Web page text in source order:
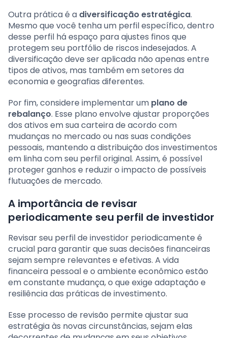
Outra prática é a diversificação estratégica.
Mesmo que você tenha um perfil específico, dentro
desse perfil há espaço para ajustes finos que
protegem seu portfólio de riscos indesejados. A
diversificação deve ser aplicada não apenas entre
tipos de ativos, mas também em setores da
economia e geografias diferentes.
Por fim, considere implementar um plano de
rebalanço. Esse plano envolve ajustar proporções
dos ativos em sua carteira de acordo com
mudanças no mercado ou nas suas condições
pessoais, mantendo a distribuição dos investimentos
em linha com seu perfil original. Assim, é possível
proteger ganhos e reduzir o impacto de possíveis
flutuações de mercado.
A importância de revisar
periodicamente seu perfil de investidor
Revisar seu perfil de investidor periodicamente é
crucial para garantir que suas decisões financeiras
sejam sempre relevantes e efetivas. A vida
financeira pessoal e o ambiente econômico estão
em constante mudança, o que exige adaptação e
resiliência das práticas de investimento.
Esse processo de revisão permite ajustar sua
estratégia às novas circunstâncias, sejam elas